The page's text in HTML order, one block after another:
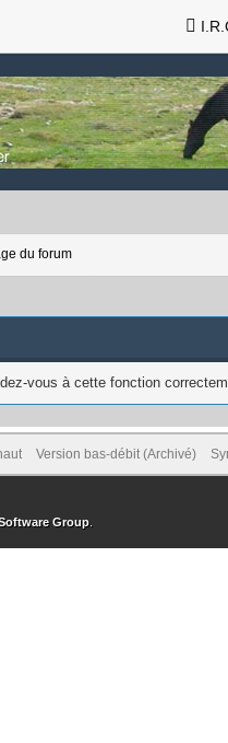
du forum
vous à cette fonction
Version bas-débit (Archivé)
Group